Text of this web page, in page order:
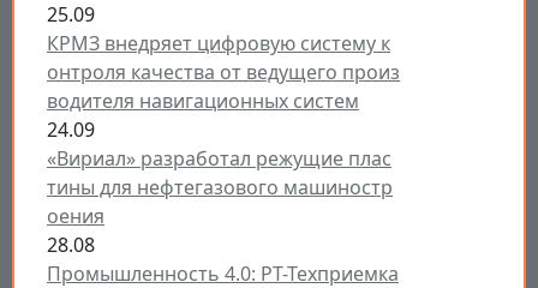
25.09
КРМЗ внедряет цифровую систему к
онтроля качества от ведущего произ
водителя навигационных систем
24.09
«Вириал» разработал режущие плас
тины для нефтегазового машиностр
оения
28.08
Промышленность 4.0: РТ-Техприемка